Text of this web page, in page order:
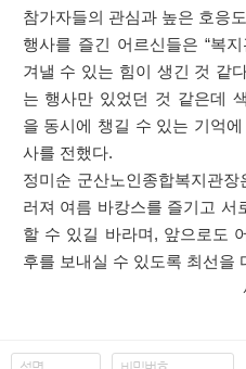
참가자들의 관심과 높은 호응
행사를 즐긴 어르신들은 “복
겨낼 수 있는 힘이 생긴 것 같
는 행사만 있었던 것 같은데
을 동시에 챙길 수 있는 기억
사를 전했다.
정미순 군산노인종합복지관
러져 여름 바캉스를 즐기고 서
할 수 있길 바라며, 앞으로도
후를 보내실 수 있도록 최선을